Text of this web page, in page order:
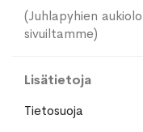
(Juhlapyhien
sivuiltamme)
Lisätietoja
Tietosuoja